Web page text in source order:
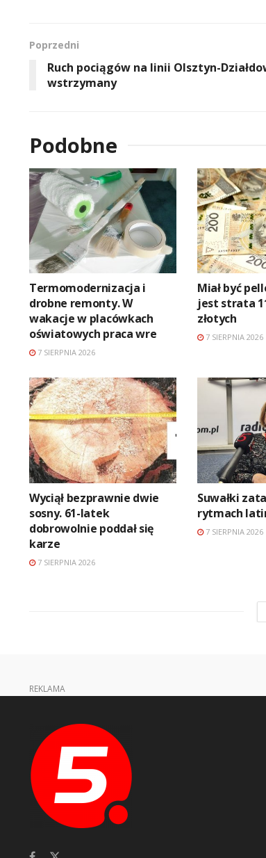
Poprzedni
Ruch pociągów na linii Olsztyn-
wstrzymany
Podobne
Termomodernizacja i
drobne remonty. W
wakacje w placówkach
oświatowych praca wre
7 SIERPNIA 2026
Miał być
jest strata
złotych
7 SIERPNIA 2026
Wyciął bezprawnie dwie
sosny. 61-latek
dobrowolnie poddał się
karze
7 SIERPNIA 2026
Suwałki
rytmach
7 SIERPNIA 2026
REKLAMA